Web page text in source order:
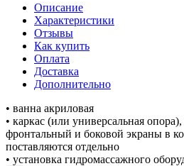
Описание
Характеристики
Отзывы
Как купить
Оплата
Доставка
Дополнительно
• ванна акриловая
• каркас (или универсальная
фронтальный и боковой экраны в
поставляются отдельно
• установка гидромассажного